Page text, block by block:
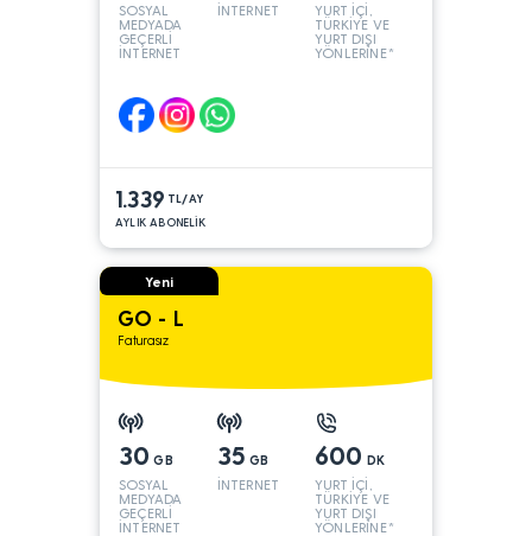
SOSYAL
MEDYADA
GEÇERLİ
İNTERNET
İNTERNET
YURT İÇİ,
TÜRKİYE VE
YURT DIŞI
YÖNLERİNE*
1.339 TL/AY
AYLIK ABONELİK
Yeni
GO - L
Faturasız
30 GB
SOSYAL
MEDYADA
GEÇERLİ
İNTERNET
35 GB
İNTERNET
600 DK
YURT İÇİ,
TÜRKİYE VE
YURT DIŞI
YÖNLERİNE*